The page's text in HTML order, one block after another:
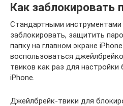
Как заблокировать
Стандартными
заблокировать, защитить
папку на главном экране
воспользоваться
твиков как раз для настройки
iPhone.
Джейлбрейк-твики для